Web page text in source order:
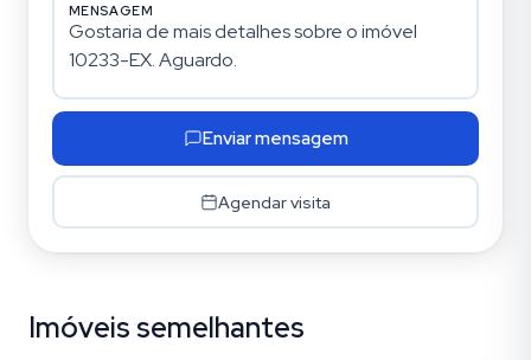
MENSAGEM
Enviar mensagem
Agendar visita
Imóveis semelhantes
Centro